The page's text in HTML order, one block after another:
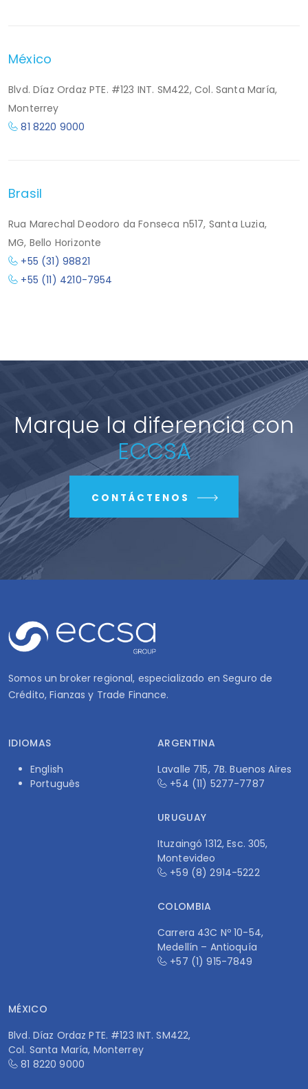
México
Blvd. Díaz Ordaz PTE. #123 INT. SM422, Col. Santa María,
Monterrey
81 8220 9000
Brasil
Rua Marechal Deodoro da Fonseca n517, Santa Luzia,
MG, Bello Horizonte
+55 (31) 98821
+55 (11) 4210-7954
Marque la diferencia con
ECCSA
CONTÁCTENOS
Somos un broker regional, especializado en Seguro de
Crédito, Fianzas y Trade Finance.
IDIOMAS
English
Português
ARGENTINA
Lavalle 715, 7B. Buenos Aires
+54 (11) 5277-7787
URUGUAY
Ituzaingó 1312, Esc. 305,
Montevideo
+59 (8) 2914-5222
COLOMBIA
Carrera 43C Nº 10-54,
Medellín – Antioquía
+57 (1) 915-7849
MÉXICO
Blvd. Díaz Ordaz PTE. #123 INT. SM422,
Col. Santa María, Monterrey
81 8220 9000